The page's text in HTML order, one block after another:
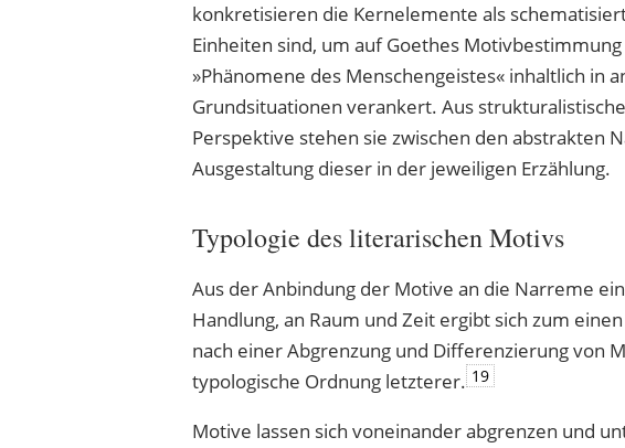
konkretisieren die Kernelemente als
Einheiten sind, um auf Goethes
»Phänomene des Menschengeistes« inhaltlich in
Grundsituationen verankert. Aus
Perspektive stehen sie zwischen den abstrakten
Ausgestaltung dieser in der jeweiligen Erzählung.
Typologie des literarischen Motivs
Aus der Anbindung der Motive an die Narreme
Handlung, an Raum und Zeit ergibt sich zum
nach einer Abgrenzung und Differenzierung von
typologische Ordnung letzterer. 19
Motive lassen sich voneinander abgrenzen und